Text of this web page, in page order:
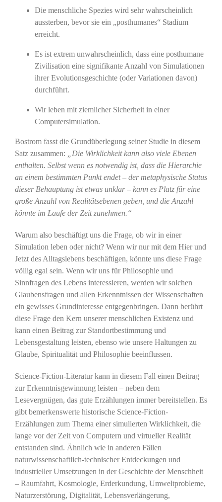
Die menschliche Spezies wird sehr wahrscheinlich
aussterben, bevor sie ein „posthumanes“ Stadium
erreicht.
Es ist extrem unwahrscheinlich, dass eine posthumane
Zivilisation eine signifikante Anzahl von Simulationen
ihrer Evolutionsgeschichte (oder Variationen davon)
durchführt.
Wir leben mit ziemlicher Sicherheit in einer
Computersimulation.
Bostrom fasst die Grundüberlegung seiner Studie in diesem
Satz zusammen:
„Die Wirklichkeit kann also viele Ebenen
enthalten. Selbst wenn es notwendig ist, dass die Hierarchie
an einem bestimmten Punkt endet – der metaphysische Status
dieser Behauptung ist etwas unklar – kann es Platz für eine
große Anzahl von Realitätsebenen geben, und die Anzahl
könnte im Laufe der Zeit zunehmen.“
Warum also beschäftigt uns die Frage, ob wir in einer
Simulation leben oder nicht? Wenn wir nur mit dem Hier und
Jetzt des Alltagslebens beschäftigen, könnte uns diese Frage
völlig egal sein. Wenn wir uns für Philosophie und
Sinnfragen des Lebens interessieren, werden wir solchen
Glaubensfragen und allen Erkenntnissen der Wissenschaften
ein gewisses Grundinteresse entgegenbringen. Dann berührt
diese Frage den Kern unserer menschlichen Existenz und
kann einen Beitrag zur Standortbestimmung und
Lebensgestaltung leisten, ebenso wie unsere Haltungen zu
Glaube, Spiritualität und Philosophie beeinflussen.
Science-Fiction-Literatur kann in diesem Fall einen Beitrag
zur Erkenntnisgewinnung leisten – neben dem
Lesevergnügen, das gute Erzählungen immer bereitstellen. Es
gibt bemerkenswerte historische Science-Fiction-
Erzählungen zum Thema einer simulierten Wirklichkeit, die
lange vor der Zeit von Computern und virtueller Realität
entstanden sind. Ähnlich wie in anderen Fällen
naturwissenschaftlich-technischer Entdeckungen und
industrieller Umsetzungen in der Geschichte der Menschheit
– Raumfahrt, Kosmologie, Erderkundung, Umweltprobleme,
Naturzerstörung, Digitalität, Lebensverlängerung,